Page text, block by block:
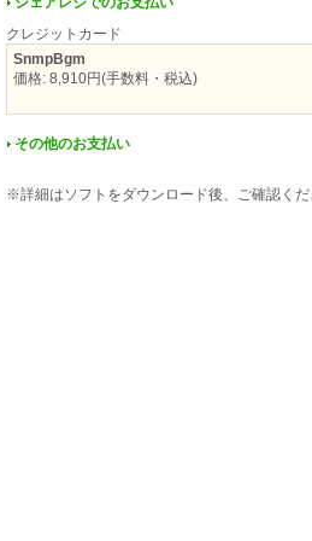
クレジットカード
SnmpBgm
価格: 8,910円(手数料・税込)
その他のお支払い
※詳細はソフトをダウンロード後、ご確認く